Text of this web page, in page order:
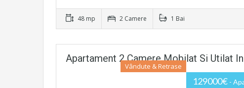
48 mp 2 Camere 1 Bai
Apartament 2 Camere Mobilat Si Utilat
Vândute & Retrase
129000€ -